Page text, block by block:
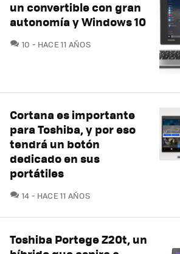
un convertible con gran
autonomía y Windows 10
10 COMENTARIOS
HACE 11 AÑOS
Cortana es importante
para Toshiba, y por eso
tendrá un botón
dedicado en sus
portátiles
14 COMENTARIOS
HACE 11 AÑOS
Toshiba Portege Z20t, un